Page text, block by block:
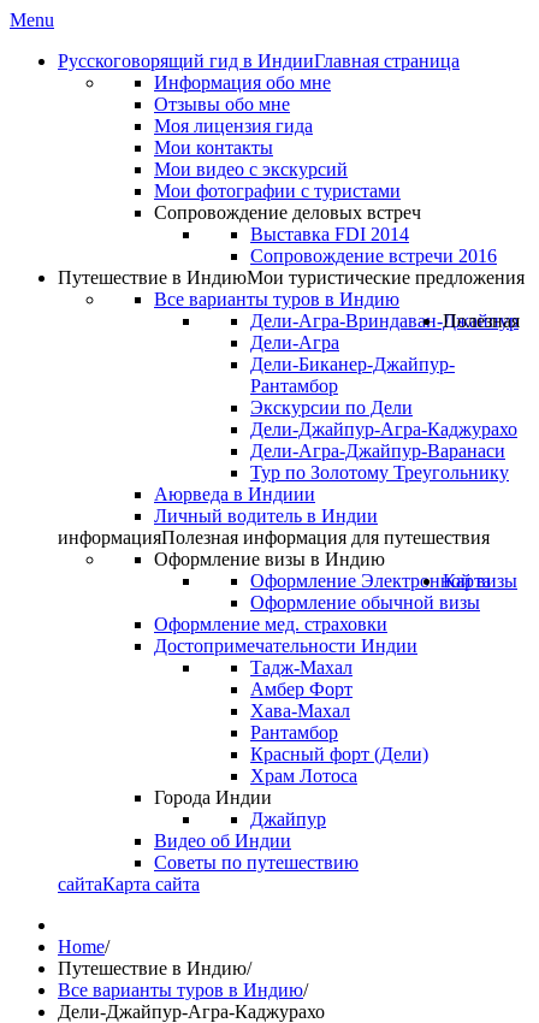
Menu
Русскоговорящий гид в ИндииГлавная страница
Информация обо мне
Отзывы обо мне
Моя лицензия гида
Мои контакты
Мои видео с экскурсий
Мои фотографии с туристами
Сопровождение деловых встреч
Выставка FDI 2014
Сопровождение встречи 2016
Путешествие в ИндиюМои туристические предложения
Все варианты туров в Индию
Дели-Агра-Вриндаван-Джайпур
Дели-Агра
Дели-Биканер-Джайпур-
Рантамбор
Экскурсии по Дели
Дели-Джайпур-Агра-Каджурахо
Дели-Агра-Джайпур-Варанаси
Тур по Золотому Треугольнику
Аюрведа в Индиии
Личный водитель в Индии
Полезная
информацияПолезная информация для путешествия
Оформление визы в Индию
Оформление Электронной визы
Оформление обычной визы
Оформление мед. страховки
Достопримечательности Индии
Тадж-Махал
Амбер Форт
Хава-Махал
Рантамбор
Красный форт (Дели)
Храм Лотоса
Города Индии
Джайпур
Видео об Индии
Советы по путешествию
Карта
сайтаКарта сайта
Home/
Путешествие в Индию/
Все варианты туров в Индию/
Дели-Джайпур-Агра-Каджурахо